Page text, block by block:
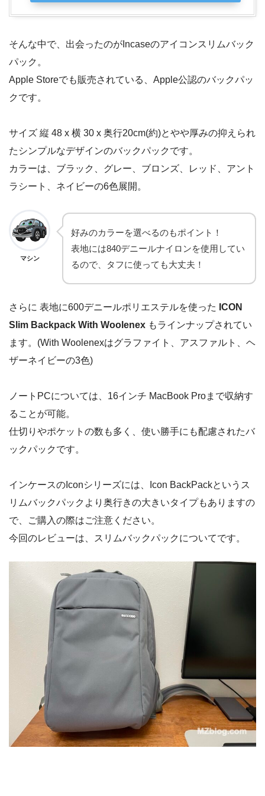
そんな中で、出会ったのがIncaseのアイコンスリムバック
パック。
Apple Storeでも販売されている、Apple公認のバックパッ
クです。
サイズ 縦 48 x 横 30 x 奥行20cm(約)とやや厚みの抑えられ
たシンプルなデザインのバックパックです。
カラーは、ブラック、グレー、ブロンズ、レッド、アント
ラシート、ネイビーの6色展開。
マシン
好みのカラーを選べるのもポイント！
表地には840デニールナイロンを使用してい
るので、タフに使っても大丈夫！
さらに 表地に600デニールポリエステルを使った ICON
Slim Backpack With Woolenex もラインナップされてい
ます。(With Woolenexはグラファイト、アスファルト、ヘ
ザーネイビーの3色)
ノートPCについては、16インチ MacBook Proまで収納す
ることが可能。
仕切りやポケットの数も多く、使い勝手にも配慮されたバ
ックパックです。
インケースのIconシリーズには、Icon BackPackというス
リムバックパックより奥行きの大きいタイプもありますの
で、ご購入の際はご注意ください。
今回のレビューは、スリムバックパックについてです。